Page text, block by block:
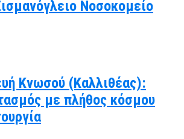
Νοσοκομείο
Κνωσού (Καλλιθέας):
με πλήθος κόσμου